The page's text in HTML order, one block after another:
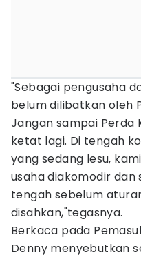
"Sebagai pengusaha
belum dilibatkan oleh
Jangan sampai Perda
ketat lagi. Di tengah
yang sedang lesu,
usaha diakomodir
tengah sebelum
disahkan,"tegasnya.
Berkaca pada
Denny menyebutkan